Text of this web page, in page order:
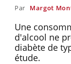
Par Margot
Une
d'alcool ne
diabète de
étude.